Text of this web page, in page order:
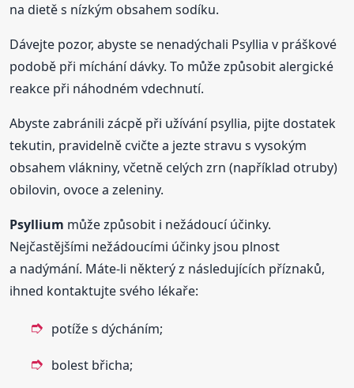
na dietě s nízkým obsahem sodíku.
Dávejte pozor, abyste se nenadýchali Psyllia v práškové
podobě při míchání dávky. To může způsobit alergické
reakce při náhodném vdechnutí.
Abyste zabránili zácpě při užívání psyllia, pijte dostatek
tekutin, pravidelně cvičte a jezte stravu s vysokým
obsahem vlákniny, včetně celých zrn (například otruby)
obilovin, ovoce a zeleniny.
Psyllium může způsobit i nežádoucí účinky.
Nejčastějšími nežádoucími účinky jsou plnost
a nadýmání. Máte-li některý z následujících příznaků,
ihned kontaktujte svého lékaře:
potíže s dýcháním;
bolest břicha;